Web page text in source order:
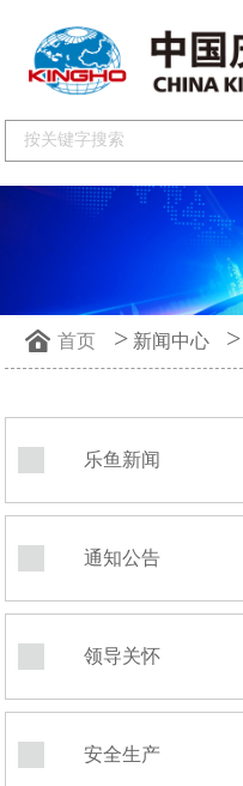
首页 > 新闻中心 >
乐鱼新闻
通知公告
领导关怀
安全生产